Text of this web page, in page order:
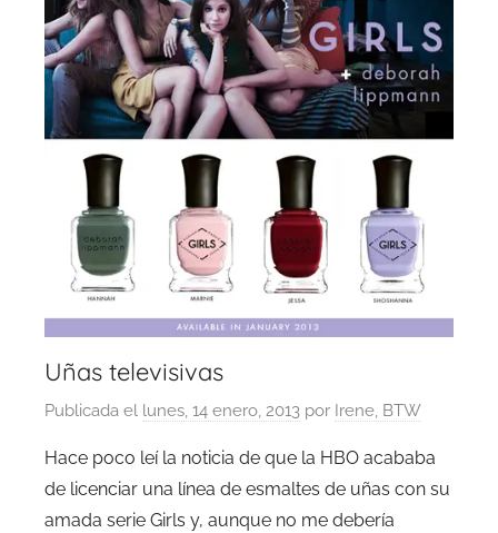
Uñas televisivas
Publicada el lunes, 14 enero, 2013 por Irene, BTW
Hace poco leí la noticia de que la HBO acababa
de licenciar una línea de esmaltes de uñas con su
amada serie Girls y, aunque no me debería